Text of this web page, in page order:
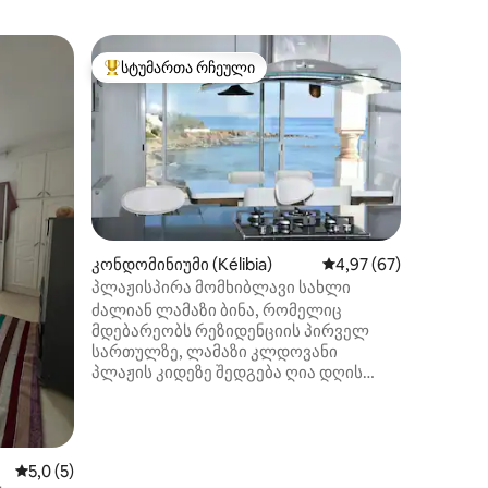
საშუალო შეფასებაა 5‑დან 5,0, 5 მიმოხილვა
5,0 (5)
სტუმართა რჩეული მოწინავე ვარიანტი
სტუმართა რჩეული
კონდომინიუმი (Kélibia) საშუალო შეფასებაა
4,97 (67)
პლაჟისპირა მომხიბლავი სახლი
ძალიან ლამაზი ბინა, რომელიც
მდებარეობს რეზიდენციის პირველ
სართულზე, ლამაზი კლდოვანი
პლაჟის კიდეზე შედგება ღია დღის